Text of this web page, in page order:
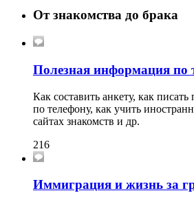
От знакомства до брака
Полезная информация по
Как составить анкету, как
по телефону, как учить
сайтах знакомств и др.
216
Иммиграция и жизнь за